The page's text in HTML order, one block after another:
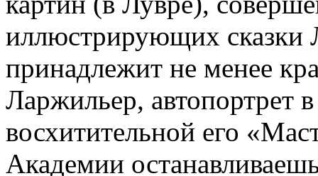
иллюстрирующих сказки
принадлежит не менее
Ларжильер, автопортрет
восхитительной его
Академии